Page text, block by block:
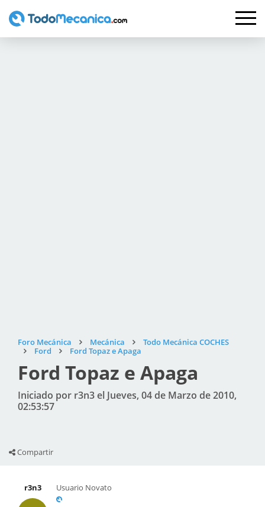
Foro Mecánica Mecánica
Todo Mecánica COCHES
Ford
Ford Topaz e Apaga
Ford Topaz e Apaga
Iniciado por r3n3 el Jueves, 04 de Marzo de 2010,
02:53:57
Compartir
r3n3 Usuario Novato